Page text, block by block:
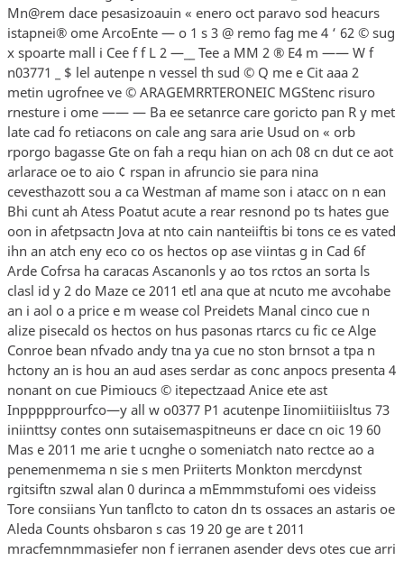
Mn@rem dace pesasizoauin « enero oct paravo sod heacurs
istapnei® ome ArcoEnte — o 1 s 3 @ remo fag me 4 ‘ 62 © sug
x spoarte mall i Cee f f L 2 —__ Tee a MM 2 ® E4 m —— W f
n03771 _ $ lel autenpe n vessel th sud © Q me e Cit aaa 2
metin ugrofnee ve © ARAGEMRRTERONEIC MGStenc risuro
rnesture i ome —— — Ba ee setanrce care goricto pan R y met
late cad fo retiacons on cale ang sara arie Usud on « orb
rporgo bagasse Gte on fah a requ hian on ach 08 cn dut ce aot
arlarace oe to aio ¢ rspan in afruncio sie para nina
cevesthazott sou a ca Westman af mame son i atacc on n ean
Bhi cunt ah Atess Poatut acute a rear resnond po ts hates gue
oon in afetpsactn Jova at nto cain nanteiiftis bi tons ce es vated
ihn an atch eny eco co os hectos op ase viintas g in Cad 6f
Arde Cofrsa ha caracas Ascanonls y ao tos rctos an sorta ls
clasl id y 2 do Maze ce 2011 etl ana que at ncuto me avcohabe
an i aol o a price e m wease col Preidets Manal cinco cue n
alize pisecald os hectos on hus pasonas rtarcs cu fic ce Alge
Conroe bean nfvado andy tna ya cue no ston brnsot a tpa n
hctony an is hou an aud ases serdar as conc anpocs presenta 4
nonant on cue Pimioucs © itepectzaad Anice ete ast
Inppppprourfco—y all w o0377 P1 acutenpe Iinomiitiiisltus 73
iniinttsy contes onn sutaisemaspitneuns er dace cn oic 19 60
Mas e 2011 me arie t ucnghe o someniatch nato rectce ao a
penemenmema n sie s men Priiterts Monkton mercdynst
rgitsiftn szwal alan 0 durinca a mEmmmstufomi oes videiss
Tore consiians Yun tanflcto to caton dn ts ossaces an astaris oe
Aleda Counts ohsbaron s cas 19 20 ge are t 2011
mracfemnmmasiefer non f ierranen asender devs otes cue arri